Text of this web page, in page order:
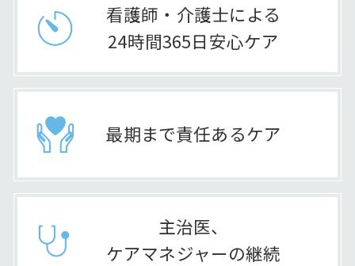
看護師・介護士による
24時間365日安心ケア
最期まで責任あるケア
主治医、
ケアマネジャーの継続